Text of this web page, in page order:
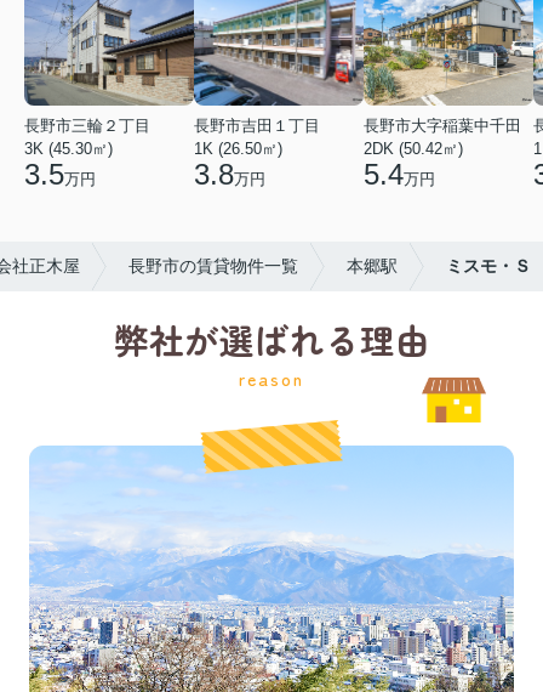
長野市三輪２丁目
3K (45.30㎡)
3.5万円
長野市吉田１丁目
1K (26.50㎡)
3.8万円
長野市大字稲葉中千田
2DK (50.42㎡)
5.4万円
社正木屋 長野市の賃貸物件一覧 本郷駅 ミスモ・Ｓ
弊社が選ばれる理由
reason